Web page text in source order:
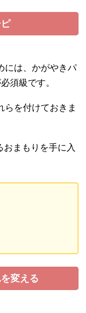
には、かがやきパ
須級です。
らを付けておきま
まもりを手に入
変える